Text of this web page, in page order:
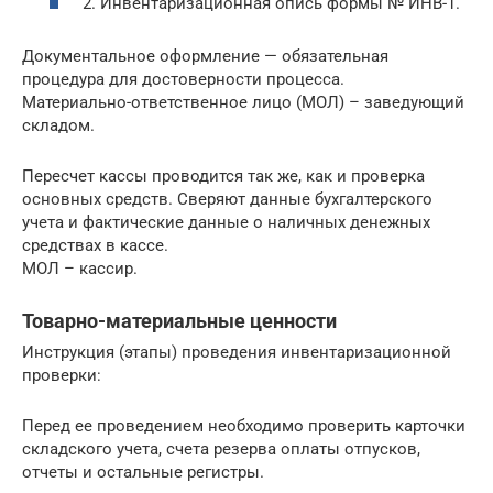
Документальное оформление — обязательная
процедура для достоверности процесса.
Материально-ответственное лицо (МОЛ) – заведующий
складом.
Пересчет кассы проводится так же, как и проверка
основных средств. Сверяют данные бухгалтерского
учета и фактические данные о наличных денежных
средствах в кассе.
МОЛ – кассир.
Товарно-материальные ценности
Инструкция (этапы) проведения инвентаризационной
проверки:
Перед ее проведением необходимо проверить карточки
складского учета, счета резерва оплаты отпусков,
отчеты и остальные регистры.